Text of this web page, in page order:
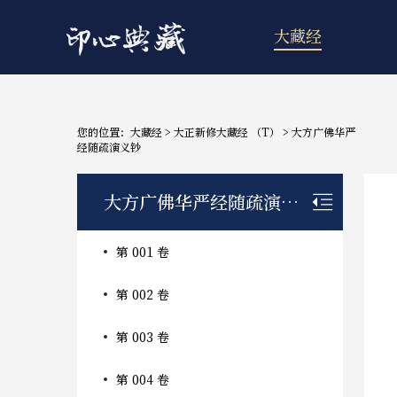
大藏经
您的位置： 大藏经 > 大正新修大藏经 （T） > 大方广佛华严
经随疏演义钞
大方广佛华严经随疏演义钞
第 001 卷
第 002 卷
第 003 卷
第 004 卷